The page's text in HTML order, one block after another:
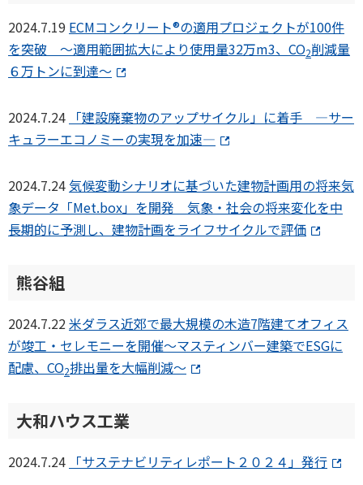
2024.7.19 ECMコンクリート®の適用プロジェクトが100件
を突破 ～適用範囲拡大により使用量32万m3、CO2削減量
６万トンに到達～
2024.7.24 「建設廃棄物のアップサイクル」に着手 ―サー
キュラーエコノミーの実現を加速―
2024.7.24気候変動シナリオに基づいた建物計画用の将来気
象データ「Met.box」を開発 気象・社会の将来変化を中
長期的に予測し、建物計画をライフサイクルで評価
熊谷組
2024.7.22 米ダラス近郊で最大規模の木造7階建てオフィス
が竣工・セレモニーを開催～マスティンバー建築でESGに
配慮、CO2排出量を大幅削減～
大和ハウス工業
2024.7.24 「サステナビリティレポート２０２４」発行